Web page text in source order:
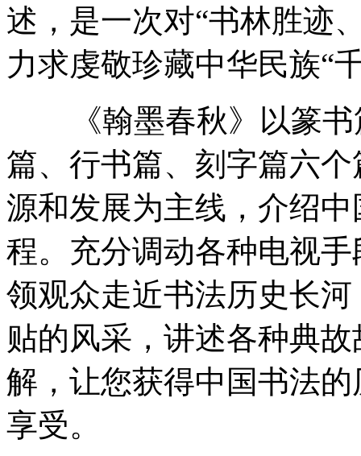
述，是一次对“书林胜迹
力求虔敬珍藏中华民族“
《翰墨春秋》以篆书
篇、行书篇、刻字篇六
源和发展为主线，介绍
程。充分调动各种电视
领观众走近书法历史长
贴的风采，讲述各种典
解，让您获得中国书法
享受。